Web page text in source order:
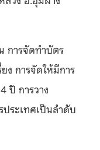
การจัดทำบัตร
ง การจัดให้มีการ
ปี การวาง
ประเทศเป็นลำดับ